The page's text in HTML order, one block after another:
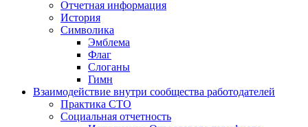
Отчетная информация
История
Символика
Эмблема
Флаг
Слоганы
Гимн
Взаимодействие внутри сообщества работодателей
Практика СТО
Социальная отчетность